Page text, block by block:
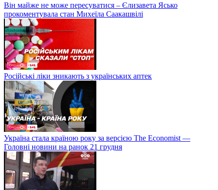
Він майже не може пересуватися – Єлизавета Ясько
прокоментувала стан Михеїла Саакашвілі
Російські ліки зникають з українських аптек
Україна стала країною року за версією The Economist —
Головні новини на ранок 21 грудня